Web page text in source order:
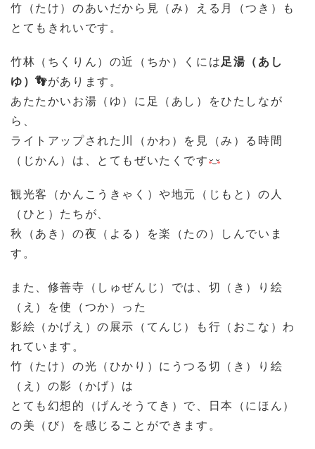
竹（たけ）のあいだから見（み）える月（つき）も
とてもきれいです。
竹林（ちくりん）の近（ちか）くには足湯（あし
ゆ）👣があります。
あたたかいお湯（ゆ）に足（あし）をひたしなが
ら、
ライトアップされた川（かわ）を見（み）る時間
（じかん）は、とてもぜいたくです
観光客（かんこうきゃく）や地元（じもと）の人
（ひと）たちが、
秋（あき）の夜（よる）を楽（たの）しんでいま
す。
また、修善寺（しゅぜんじ）では、切（き）り絵
（え）を使（つか）った
影絵（かげえ）の展示（てんじ）も行（おこな）わ
れています。
竹（たけ）の光（ひかり）にうつる切（き）り絵
（え）の影（かげ）は
とても幻想的（げんそうてき）で、日本（にほん）
の美（び）を感じることができます。